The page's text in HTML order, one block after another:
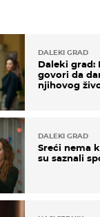
DALEKI GRAD
Daleki grad:
govori da
njihovog
DALEKI GRAD
Sreći nema
su saznali